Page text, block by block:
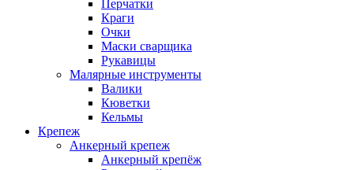
Перчатки
Краги
Очки
Маски сварщика
Рукавицы
Малярные инструменты
Валики
Кюветки
Кельмы
Крепеж
Анкерный крепеж
Анкерный крепёж